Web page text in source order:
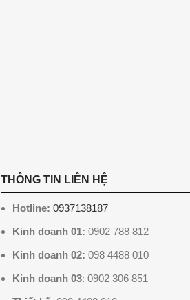
THÔNG TIN LIÊN HỆ
Hotline: 0937138187
Kinh doanh 01: 0902 788 812
Kinh doanh 02: 098 4488 010
Kinh doanh 03: 0902 306 851